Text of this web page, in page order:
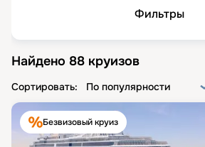
Фильтры
Найдено 88 круизов
Сортировать: По популярности
Безвизовый круиз